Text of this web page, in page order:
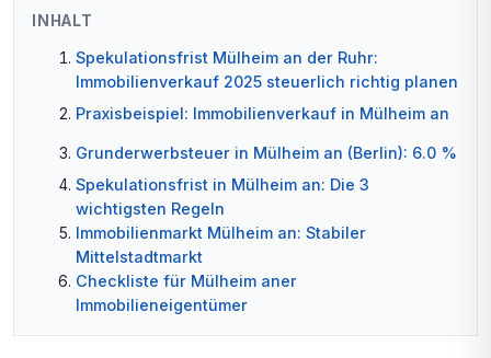
INHALT
Spekulationsfrist Mülheim an der Ruhr:
Immobilienverkauf 2025 steuerlich richtig planen
Praxisbeispiel: Immobilienverkauf in Mülheim an
Grunderwerbsteuer in Mülheim an (Berlin): 6.0 %
Spekulationsfrist in Mülheim an: Die 3
wichtigsten Regeln
Immobilienmarkt Mülheim an: Stabiler
Mittelstadtmarkt
Checkliste für Mülheim aner
Immobilieneigentümer